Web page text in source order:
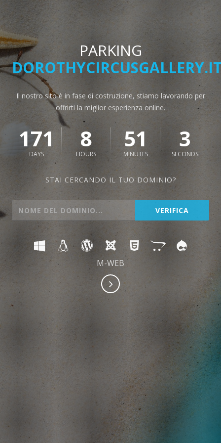
PARKING
Il nostro sito è in fase di costruzione, stiamo lavorando per
offrirti la miglior esperienza online.
171
DAYS
8
HOURS
51
MINUTES
3
SECONDS
STAI CERCANDO IL TUO DOMINIO?
M-WEB